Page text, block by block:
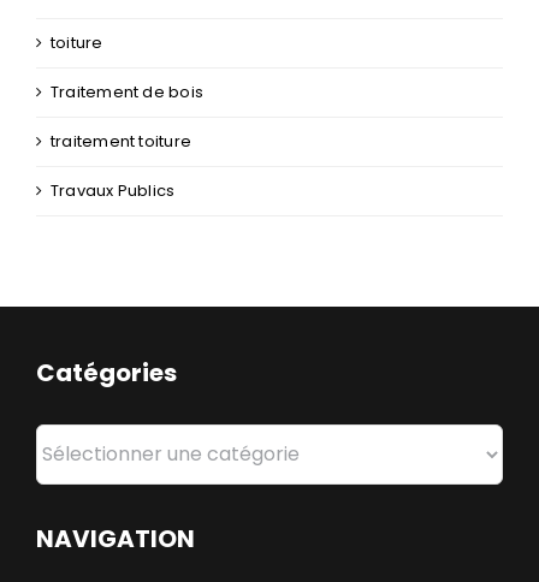
toiture
Traitement de bois
traitement toiture
Travaux Publics
Catégories
Catégories
NAVIGATION